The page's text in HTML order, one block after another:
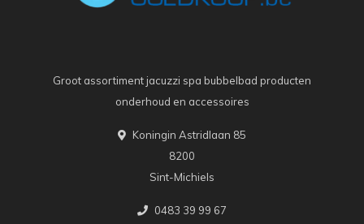
Groot assortiment jacuzzi spa bubbelbad producten
onderhoud en accessoires
Koningin Astridlaan 85
8200
Sint-Michiels
0483 39 99 67